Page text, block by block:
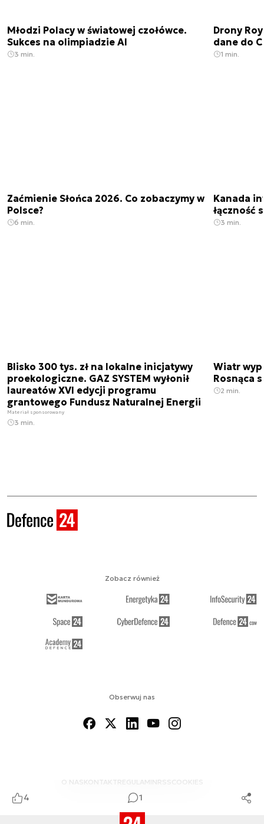
4 1
Młodzi Polacy w światowej czołówce.
Sukces na olimpiadzie AI
3 min.
Drony
dane do
1 min.
Zaćmienie Słońca 2026. Co zobaczymy w
Polsce?
6 min.
Kanada
łączność
3 min.
Blisko 300 tys. zł na lokalne inicjatywy
proekologiczne. GAZ SYSTEM wyłonił
laureatów XVI edycji programu
grantowego Fundusz Naturalnej Energii
Materiał sponsorowany
3 min.
Wiatr
Rosnąca
2 min.
Obserwuj nas
O NAS KONTAKTREGULAMINRSS COOKIES
Zobacz również